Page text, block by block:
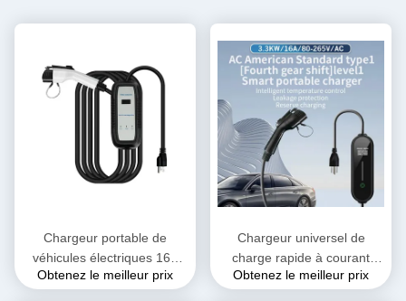
Chargeur portable de
véhicules électriques 16A
32A 3.5kw 7kw GBT Type1
Obtenez le meilleur prix
Chargeur universel de
charge rapide à courant
alternatif de 7 kW Chargeur
Obtenez le meilleur prix